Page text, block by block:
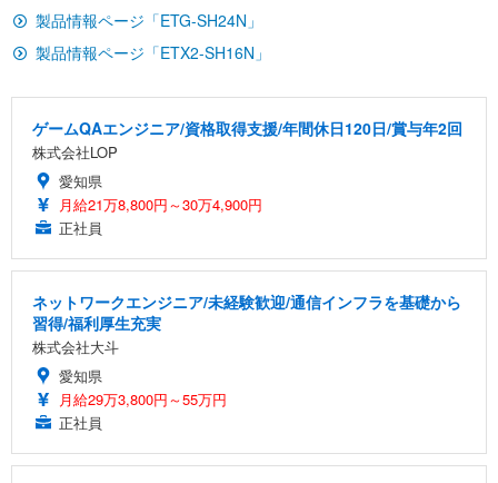
ワーク チェア 強化バックレスト 30度ロッキング機
レスト 3Dヘッドレスト ハンガー付き 高反発クッシ
ョン PCチェア 通気性メッシュ ゲーミング/勉強/事
務用 おしゃれ パソコンチェア (ブラック)
能 人間工学 椅子 腰サポート 90度跳ね上げ式アーム
務用 おしゃれ パソコンチェア (ホワイト)
ANDWINT オフィスチェア デスクチェア 肘なし メ
ッシュ 通気性 ランバーサポート付き 腰サポート ガ
【純正品】27"ゲーミングモニター DualSense 充電
￥49,979
ort/VGA スピーカー内蔵 高さ調整 スイベル VESA対
【MiniLED/24.5inch/280Hz/FHD】GRAPHT THE S
HOOTER Gaming Monitor 24” Essential ゲーミン
ネオ・ルーライフ ネオ・オムツ L 中型犬用 26枚入
￥1,800
超厚型 お徳用 ワイド 100枚入 (x 1) (ケース販売)
アイリスオーヤマ ペットシーツ 超厚型 お徳用 レギ
ュラー 200枚入【Amazon.co.jp限定】
製品情報ページ「ETG-SH24N」
製品情報ページ「ETX2-SH16N」
ゲームQAエンジニア/資格取得支援/年間休日120日/賞与年2回
株式会社LOP
愛知県
月給21万8,800円～30万4,900円
正社員
ネットワークエンジニア/未経験歓迎/通信インフラを基礎から
習得/福利厚生充実
株式会社大斗
愛知県
月給29万3,800円～55万円
正社員